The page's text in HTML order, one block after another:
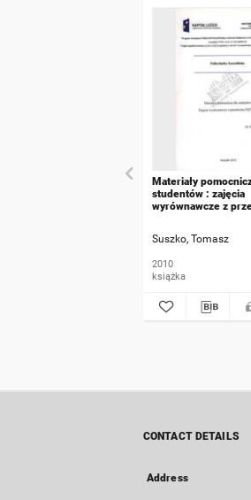
Materiały
studentów : zajęcia
wyrównawcze z
Suszko, Tomasz
2010
książka
CONTACT DETAILS
Address